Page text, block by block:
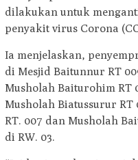
dilakukan untuk
penyakit virus Corona
Ia menjelaskan,
di Mesjid Baitunnur RT
Musholah Baiturohim RT
Musholah Biatussurur
RT. 007 dan Musholah
di RW. 03.